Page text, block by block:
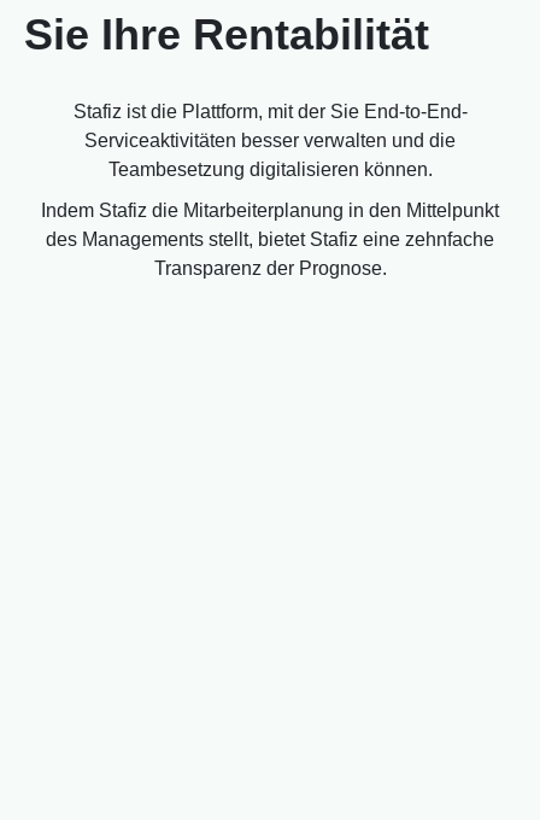
Sie Ihre Rentabilität
Stafiz ist die Plattform, mit der Sie End-to-End-
Serviceaktivitäten besser verwalten und die
Teambesetzung digitalisieren können.
Indem Stafiz die Mitarbeiterplanung in den Mittelpunkt
des Managements stellt, bietet Stafiz eine zehnfache
Transparenz der Prognose.